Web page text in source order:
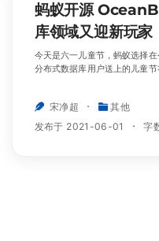
蚂蚁开源
库领域又迎新玩家
今天是六一儿童节，蚂蚁选择
分布式数据库用户送上的儿童节
宋净超
其他
发布于 2021-06-01
字